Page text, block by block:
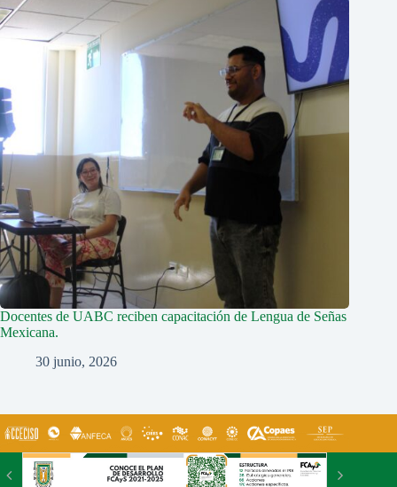
Docentes de UABC reciben capacitación de Lengua de Señas
Mexicana.
30 junio, 2026